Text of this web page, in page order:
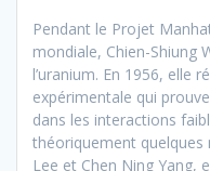
Pendant le Projet
mondiale, Chien-Shiung
l’uranium. En 1956, elle
expérimentale qui
dans les interactions
théoriquement
Lee et Chen Ning Yang,